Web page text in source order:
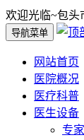
欢迎光临~包头
导航菜单
网站首页
医院概况
医疗科普
医生设备
专